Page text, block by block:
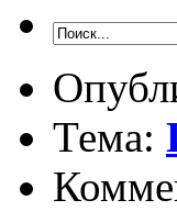
Тема: